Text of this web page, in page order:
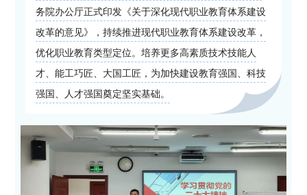
务院办公厅正式印发《关于深化现代职业教育体系建设
改革的意见》，持续推进现代职业教育体系建设改革，
优化职业教育类型定位。培养更多高素质技术技能人
才、能工巧匠、大国工匠，为加快建设教育强国、科技
强国、人才强国奠定坚实基础。